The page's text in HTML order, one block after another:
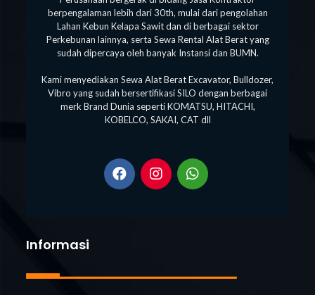
berpengalaman lebih dari 30th, mulai dari pengolahan
Lahan Kebun Kelapa Sawit dan di berbagai sektor
Perkebunan lainnya, serta Sewa Rental Alat Berat yang
sudah dipercaya oleh banyak Instansi dan BUMN.
Kami menyediakan Sewa Alat Berat Excavator, Bulldozer,
Vibro yang sudah bersertifikasi SILO dengan berbagai
merk Brand Dunia seperti KOMATSU, HITACHI,
KOBELCO, SAKAI, CAT dll
Informasi